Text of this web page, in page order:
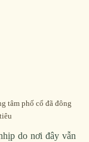
tâm phố cổ đã đông
do nơi đây vẫn